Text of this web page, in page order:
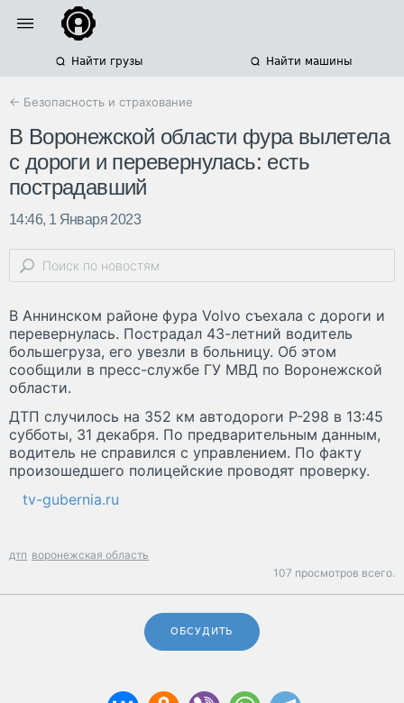
Найти грузы Найти машины
← Безопасность и страхование
В Воронежской области фура вылетела
с дороги и перевернулась: есть
пострадавший
14:46, 1 Января 2023
В Аннинском районе фура Volvo съехала с дороги и
перевернулась. Пострадал 43-летний водитель
большегруза, его увезли в больницу. Об этом
сообщили в пресс-службе ГУ МВД по Воронежской
области.
ДТП случилось на 352 км автодороги Р-298 в 13:45
субботы, 31 декабря. По предварительным данным,
водитель не справился с управлением. По факту
произошедшего полицейские проводят проверку.
tv-gubernia.ru
дтп воронежская область
107 просмотров всего.
ОБСУДИТЬ